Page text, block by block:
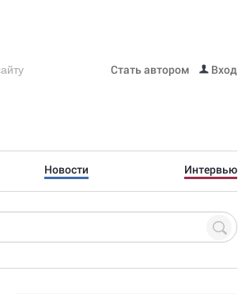
Стать автором Вход
Новости Интервью